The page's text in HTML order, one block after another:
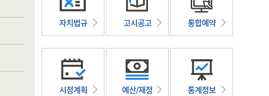
자치법규 고시공고 통합예약
시정계획 예산/재정 통계정보